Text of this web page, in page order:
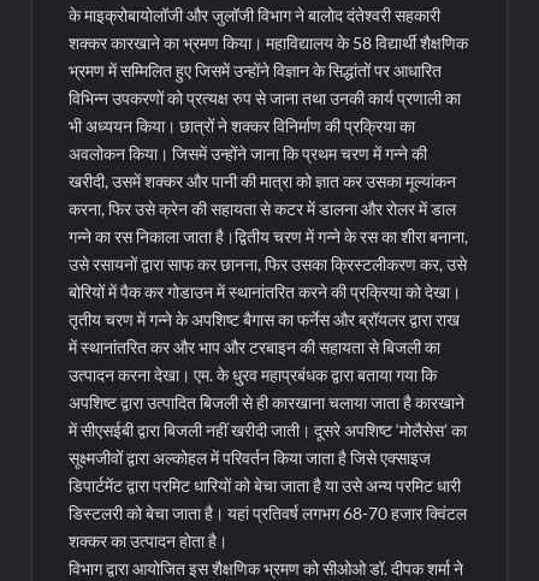
के माइक्रोबायोलॉजी और जुलॉजी विभाग ने बालोद दंतेश्वरी सहकारी
शक्कर कारखाने का भ्रमण किया। महाविद्यालय के 58 विद्यार्थी शैक्षणिक
भ्रमण में सम्मिलित हुए जिसमें उन्होंने विज्ञान के सिद्धांतों पर आधारित
विभिन्न उपकरणों को प्रत्यक्ष रुप से जाना तथा उनकी कार्य प्रणाली का
भी अध्ययन किया। छात्रों ने शक्कर विनिर्माण की प्रक्रिया का
अवलोकन किया। जिसमें उन्होंने जाना कि प्रथम चरण में गन्ने की
खरीदी, उसमें शक्कर और पानी की मात्रा को ज्ञात कर उसका मूल्यांकन
करना, फिर उसे क्रेन की सहायता से कटर में डालना और रोलर में डाल
गन्ने का रस निकाला जाता है।द्वितीय चरण में गन्ने के रस का शीरा बनाना,
उसे रसायनों द्वारा साफ कर छानना, फिर उसका क्रिस्टलीकरण कर, उसे
बोरियों में पैक कर गोडाउन में स्थानांतरित करने की प्रक्रिया को देखा।
तृतीय चरण में गन्ने के अपशिष्ट बैगास का फर्नेस और ब्रॉयलर द्वारा राख
में स्थानांतरित कर और भाप और टरबाइन की सहायता से बिजली का
उत्पादन करना देखा। एम. के धु्रव महाप्रबंधक द्वारा बताया गया कि
अपशिष्ट द्वारा उत्पादित बिजली से ही कारखाना चलाया जाता है कारखाने
में सीएसईबी द्वारा बिजली नहीं खरीदी जाती। दूसरे अपशिष्ट ‘मोलैसेस’ का
सूक्ष्मजीवों द्वारा अल्कोहल में परिवर्तन किया जाता है जिसे एक्साइज
डिपार्टमेंट द्वारा परमिट धारियों को बेचा जाता है या उसे अन्य परमिट धारी
डिस्टलरी को बेचा जाता है। यहां प्रतिवर्ष लगभग 68-70 हजार क्विंटल
शक्कर का उत्पादन होता है।
विभाग द्वारा आयोजित इस शैक्षणिक भ्रमण को सीओओ डॉ. दीपक शर्मा ने